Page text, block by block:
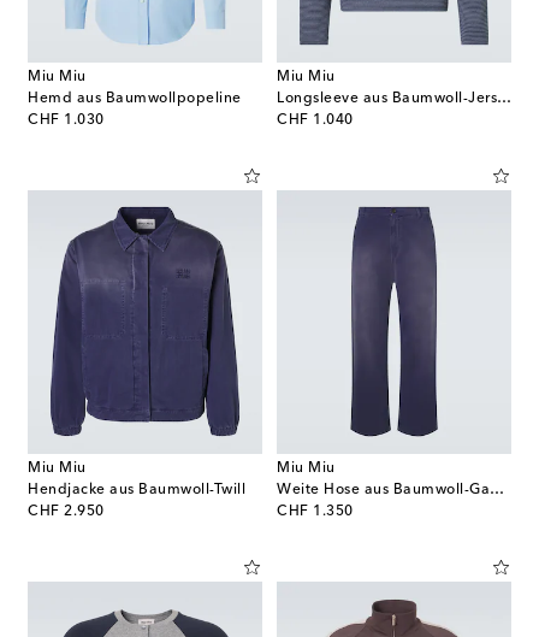
Miu Miu
Hemd aus Baumwollpopeline
CHF 1.030
original price
Miu Miu
Longsleeve aus Baumwoll-Jersey
CHF 1.040
original price
Miu Miu
Hendjacke aus Baumwoll-Twill
CHF 2.950
original price
Miu Miu
Weite Hose aus Baumwoll-Gabardine
CHF 1.350
original price